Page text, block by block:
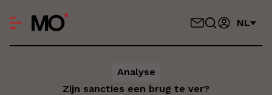
NL
Analyse
Zijn sancties een brug te ver?